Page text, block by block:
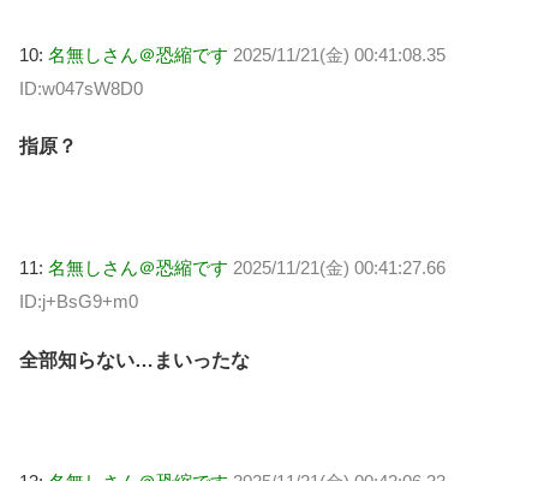
10: 名無しさん＠恐縮です 2025/11/21(金) 00:41:08.35
ID:w047sW8D0
指原？
11: 名無しさん＠恐縮です 2025/11/21(金) 00:41:27.66
ID:j+BsG9+m0
全部知らない…まいったな